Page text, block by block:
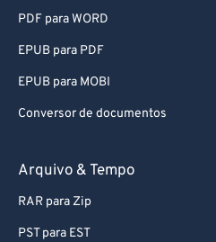
PDF para WORD
EPUB para PDF
EPUB para MOBI
Conversor de documentos
Arquivo & Tempo
RAR para Zip
PST para EST